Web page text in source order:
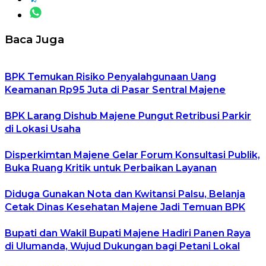
Baca Juga
BPK Temukan Risiko Penyalahgunaan Uang
Keamanan Rp95 Juta di Pasar Sentral Majene
BPK Larang Dishub Majene Pungut Retribusi Parkir
di Lokasi Usaha
Disperkimtan Majene Gelar Forum Konsultasi Publik,
Buka Ruang Kritik untuk Perbaikan Layanan
Diduga Gunakan Nota dan Kwitansi Palsu, Belanja
Cetak Dinas Kesehatan Majene Jadi Temuan BPK
Bupati dan Wakil Bupati Majene Hadiri Panen Raya
di Ulumanda, Wujud Dukungan bagi Petani Lokal